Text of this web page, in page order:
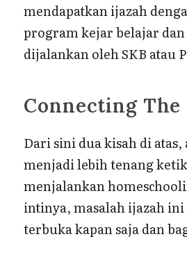
mendapatkan ijazah
program kejar belajar
dijalankan oleh SKB atau
Connecting The
Dari sini dua kisah di
menjadi lebih tenang
menjalankan
intinya, masalah ijazah
terbuka kapan saja dan